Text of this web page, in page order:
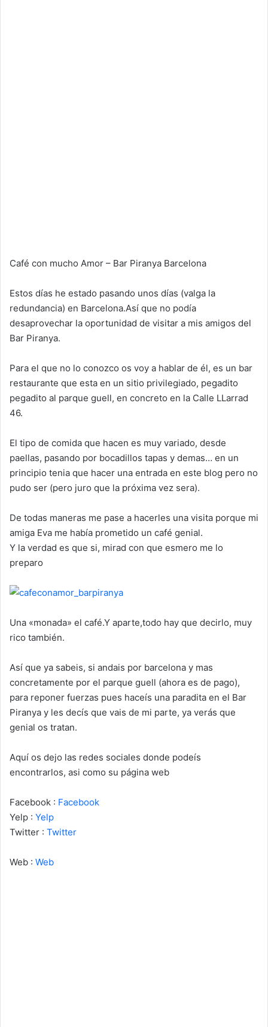
Café con mucho Amor – Bar Piranya Barcelona
Estos días he estado pasando unos días (valga la
redundancia) en Barcelona.Así que no podía
desaprovechar la oportunidad de visitar a mis amigos del
Bar Piranya.
Para el que no lo conozco os voy a hablar de él, es un bar
restaurante que esta en un sitio privilegiado, pegadito
pegadito al parque guell, en concreto en la Calle LLarrad
46.
El tipo de comida que hacen es muy variado, desde
paellas, pasando por bocadillos tapas y demas… en un
principio tenia que hacer una entrada en este blog pero no
pudo ser (pero juro que la próxima vez sera).
De todas maneras me pase a hacerles una visita porque mi
amiga Eva me había prometido un café genial.
Y la verdad es que si, mirad con que esmero me lo
preparo
Una «monada» el café.Y aparte,todo hay que decirlo, muy
rico también.
Así que ya sabeis, si andais por barcelona y mas
concretamente por el parque guell (ahora es de pago),
para reponer fuerzas pues haceís una paradita en el Bar
Piranya y les decís que vais de mi parte, ya verás que
genial os tratan.
Aquí os dejo las redes sociales donde podeís
encontrarlos, asi como su página web
Facebook : Facebook
Yelp : Yelp
Twitter : Twitter
Web : Web